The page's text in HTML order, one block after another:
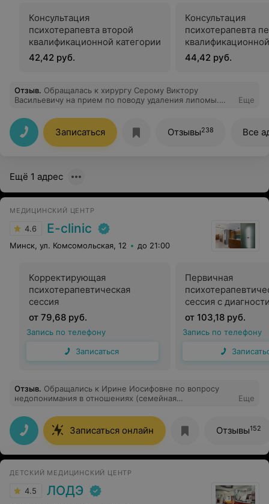
Консультация
психотерапевта второй
квалификационной категории
42,42 руб.
Консультация
психотерапевта
44,42 руб.
Отзыв. Обращалась к хирургу Серому Виктору
Васильевичу на прием по поводу удаления липомы.
операция прошла очень хорошо, результатом
довольна. Особенно радует, что после заживления
шрама практически не видно.
Еще
Записаться Отзывы238 Все
Ещё 1 адрес
МЕДИЦИНСКИЙ ЦЕНТР
4.6 E-clinic
Минск, ул. Комсомольская, 12 до 21:00
Корректирующая
психотерапевтическая
сессия
от 79,68 руб.
Запись по телефону
Записаться
Первичная
сессия с
от 103,18 руб.
Запись по телефону
Отзыв. Обращались к Ирине Иосифовне по вопросу
недопонимания в отношениях (семейная
воодушевленными ❤️ Ирина Иосифовна помогла
увидеть конфликт со стороны, помогла разобрать, дала
общие рекомендации и каждому в отдельности.
Крайне приятный специалист, добрый, умный человек
с высоким уровнем эмпатии Благодаря Вас
Еще
Записаться онлайн Отзывы152
ДЕТСКИЙ МЕДИЦИНСКИЙ ЦЕНТР
4.5 ЛОДЭ